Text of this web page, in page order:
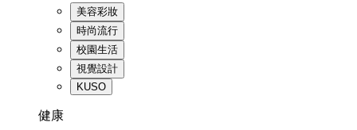
美容彩妝
時尚流行
校園生活
視覺設計
KUSO
健康